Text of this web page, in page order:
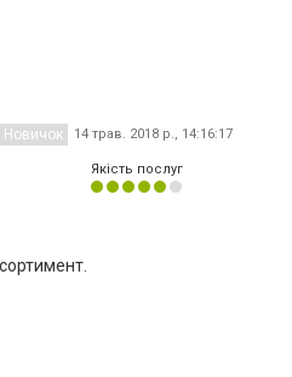
Новичок 14 трав. 2018 р., 14:16:17
Якість послуг